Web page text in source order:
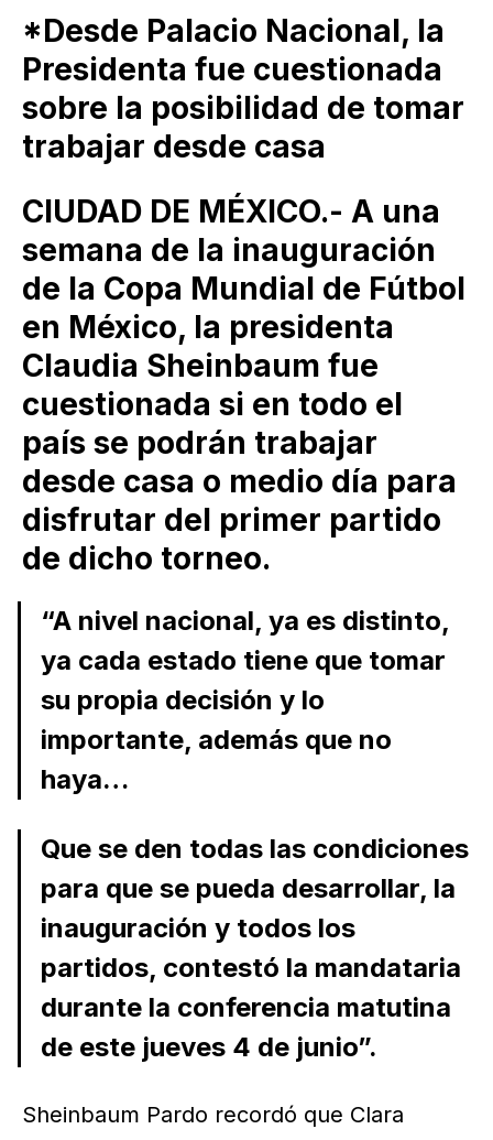
*Desde Palacio Nacional, la
Presidenta fue cuestionada
sobre la posibilidad de tomar
trabajar desde casa
CIUDAD DE MÉXICO.- A una
semana de la inauguración
de la Copa Mundial de Fútbol
en México, la presidenta
Claudia Sheinbaum fue
cuestionada si en todo el
país se podrán trabajar
desde casa o medio día para
disfrutar del primer partido
de dicho torneo.
“A nivel nacional, ya es distinto,
ya cada estado tiene que tomar
su propia decisión y lo
importante, además que no
haya…
Que se den todas las condiciones
para que se pueda desarrollar, la
inauguración y todos los
partidos, contestó la mandataria
durante la conferencia matutina
de este jueves 4 de junio”.
Sheinbaum Pardo recordó que Clara